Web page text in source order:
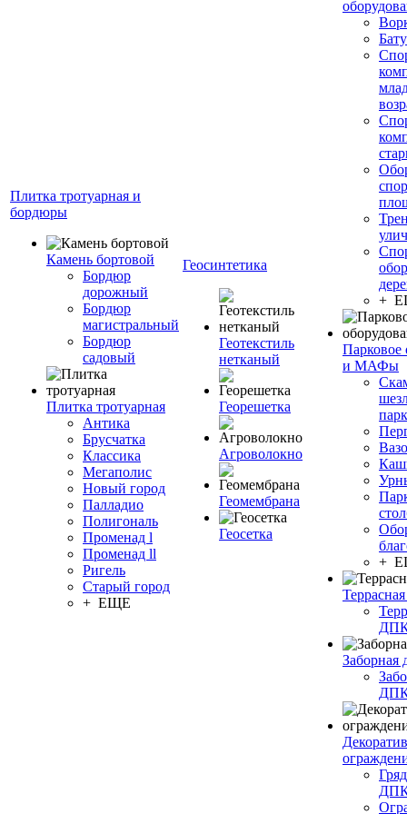
Плитка тротуарная и
бордюры
Камень бортовой
Бордюр
дорожный
Бордюр
магистральный
Бордюр
садовый
Плитка тротуарная
Антика
Брусчатка
Классика
Мегаполис
Новый город
Палладио
Полигональ
Променад l
Променад ll
Ригель
Старый город
+ ЕЩЕ
Геосинтетика
Геотекстиль
нетканый
Георешетка
Агроволокно
Геомембрана
Геосетка
+
Парковое
и МАФы
+
Заборная